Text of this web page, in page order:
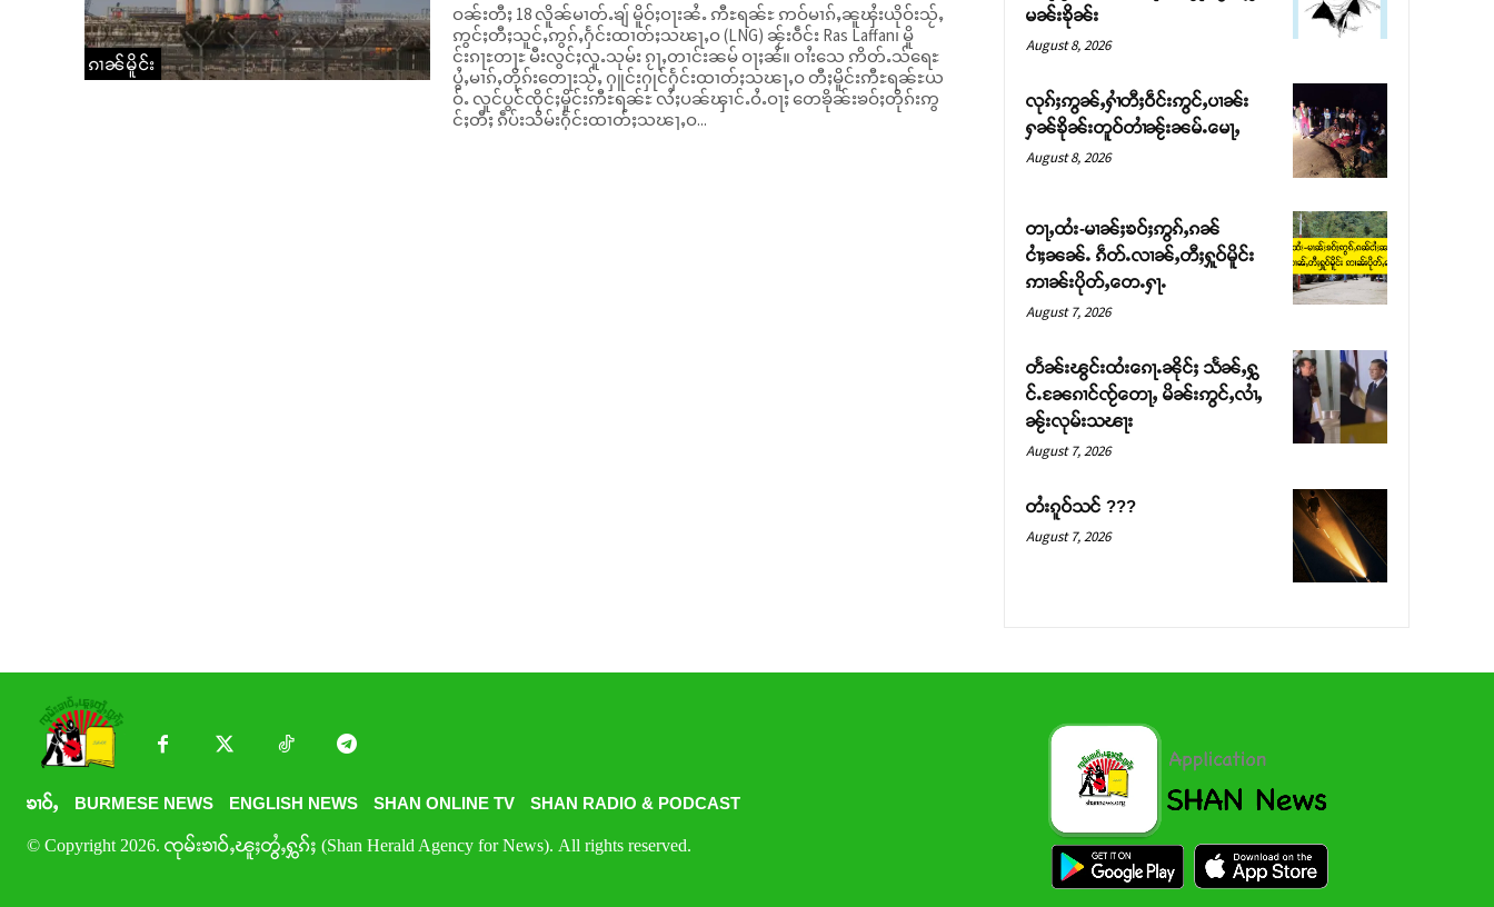
ၵၢၼ်မိူင်း
ဝၼ်းတီႈ 18 လိူၼ်မၢတ်ႉၶျ် မိူဝ်ႈဝႃးၼႆႉ ဢီႊရၼ်ႊ ဢဝ်မၢၵ်ႇၼူၾႆးယိုဝ်းသႂ်ႇ
ဢွင်ႈတီႈသူင်ႇဢွၵ်ႇႁႅင်းထၢတ်ႈသၽႃႇဝ (LNG) ၼႂ်းဝဵင်း Ras Laffan၊ မိူ
င်းၵႃႊတႃႊ မီးလွင်ႈလူႉသုမ်း ၵႂႃႇတၢင်းၼမ် ဝႃႈၼႆ။ ဝၢႆးသေ ဢိတ်ႉသ်ရေႊ
ပွႆႇမၢၵ်ႇတိုၵ်းတေႃးသႂ်ႇ ႁူင်းႁုင်ႁႅင်းထၢတ်ႈသၽႃႇဝ တီႈမိူင်းဢီႊရၼ်ႊယ
ဝ်ႉ လူင်ပွင်ၸိုင်ႈမိူင်းဢီႊရၼ်ႊ လႆႈပၼ်ၾၢင်ႉဝႆႉဝႃႈ တေၶိုၼ်းၶဝ်ႈတိုၵ်းဢွ
င်ႈတီႈ ၵဵပ်းသိမ်းႁႅင်းထၢတ်ႈသၽႃႇဝ...
မၼ်းၶိုၼ်း
August 8, 2026
လုၵ်ႈဢွၼ်ႇႁၢႆတီႈဝဵင်းဢွင်ႇပၢၼ်း
ႁၼ်ၶိုၼ်းတူဝ်တၢႆၼႂ်းၼမ်ႉမေႃႇ
August 8, 2026
တႃႇထႆး-မၢၼ်ႈၶဝ်ႈဢွၵ်ႇၵၼ်
ငၢႆႈၼၼ်ႉ ၵဵတ်ႉလၢၼ်ႇတီႈႁူဝ်မိူင်း
ဢၢၼ်းပိုတ်ႇတေႉႁႃႉ
August 7, 2026
တႅၼ်းၽွင်းထႆးၵေႃႉၼိုင်ႈ သႅၼ်ႇႁွ
င်ႉၼႄၵၢင်ၸႂ်တေႃႇ မိၼ်းဢွင်ႇလၢႆႇ
ၼႂ်းလုမ်းသၽႃး
August 7, 2026
တႆးၵူဝ်သင် ???
August 7, 2026
ၶၢဝ်ႇ BURMESE NEWS ENGLISH NEWS SHAN ONLINE TV SHAN RADIO & PODCAST
© Copyright 2026. ၸုမ်းၶၢဝ်ႇၽူႈတွႆႇႁွၵ်ႈ (Shan Herald Agency for News). All rights reserved.